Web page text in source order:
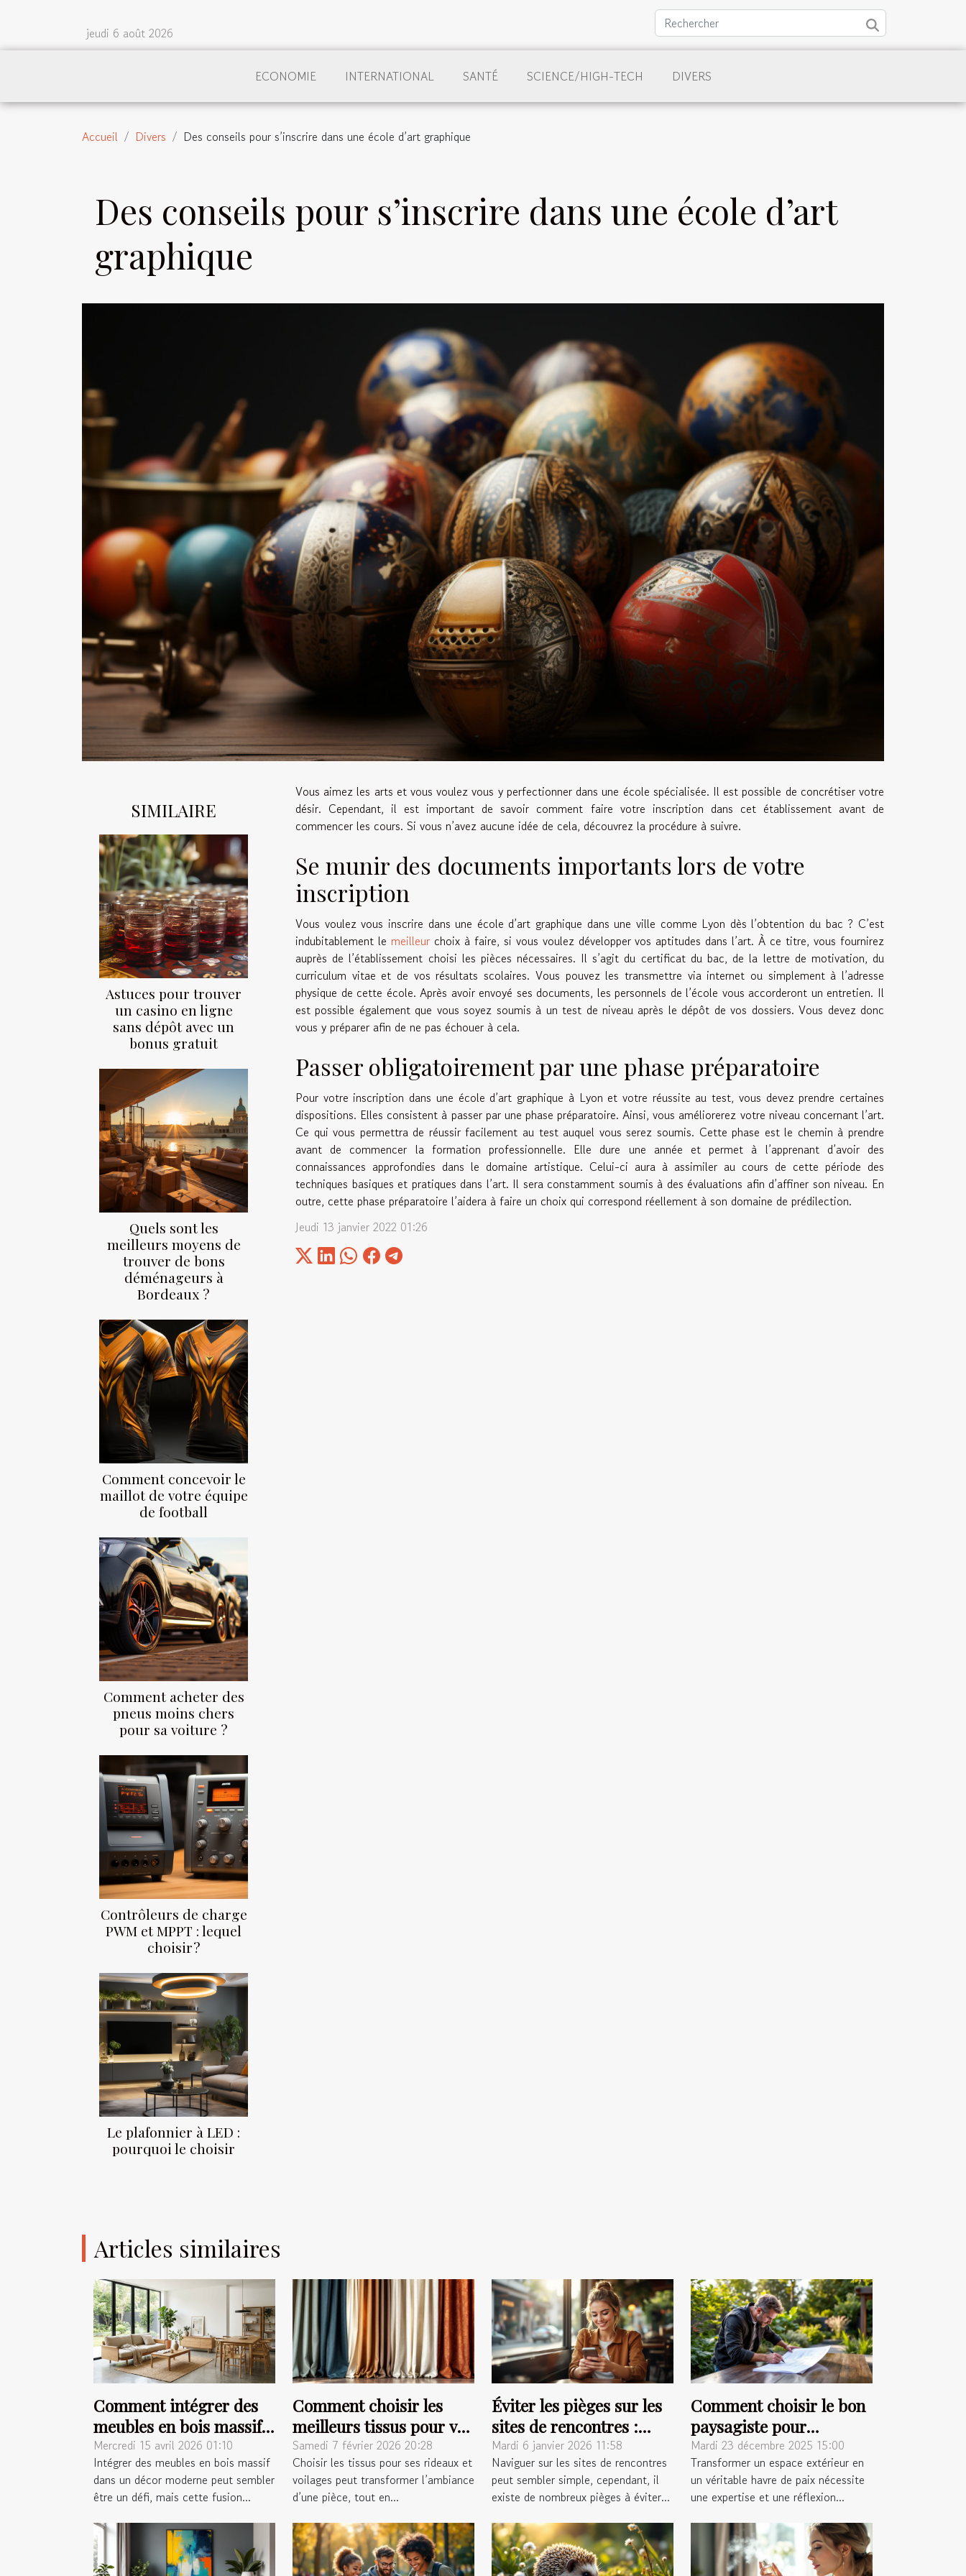
jeudi 6 août 2026
ECONOMIE INTERNATIONAL SANTÉ SCIENCE/HIGH-TECH DIVERS
Accueil Divers Des conseils pour s’inscrire dans une école d’art graphique
Des conseils pour s’inscrire dans une école d’art
graphique
SIMILAIRE
Astuces pour trouver
un casino en ligne
sans dépôt avec un
bonus gratuit
Quels sont les
meilleurs moyens de
trouver de bons
déménageurs à
Bordeaux ?
Comment concevoir le
maillot de votre équipe
de football
Comment acheter des
pneus moins chers
pour sa voiture ?
Contrôleurs de charge
PWM et MPPT : lequel
choisir ?
Le plafonnier à LED :
pourquoi le choisir
Vous aimez les arts et vous voulez vous y perfectionner dans une école spécialisée. Il est possible de concrétiser votre
désir. Cependant, il est important de savoir comment faire votre inscription dans cet établissement avant de
commencer les cours. Si vous n’avez aucune idée de cela, découvrez la procédure à suivre.
Se munir des documents importants lors de votre
inscription
Vous voulez vous inscrire dans une école d’art graphique dans une ville comme Lyon dès l’obtention du bac ? C’est
indubitablement le meilleurchoix à faire, si vous voulez développer vos aptitudes dans l’art. À ce titre, vous fournirez
auprès de l’établissement choisi les pièces nécessaires. Il s’agit du certificat du bac, de la lettre de motivation, du
curriculum vitae et de vos résultats scolaires. Vous pouvez les transmettre via internet ou simplement à l’adresse
physique de cette école. Après avoir envoyé ses documents, les personnels de l’école vous accorderont un entretien. Il
est possible également que vous soyez soumis à un test de niveau après le dépôt de vos dossiers. Vous devez donc
vous y préparer afin de ne pas échouer à cela.
Passer obligatoirement par une phase préparatoire
Pour votre inscription dans une école d’art graphique à Lyon et votre réussite au test, vous devez prendre certaines
dispositions. Elles consistent à passer par une phase préparatoire. Ainsi, vous améliorerez votre niveau concernant l’art.
Ce qui vous permettra de réussir facilement au test auquel vous serez soumis. Cette phase est le chemin à prendre
avant de commencer la formation professionnelle. Elle dure une année et permet à l’apprenant d’avoir des
connaissances approfondies dans le domaine artistique. Celui-ci aura à assimiler au cours de cette période des
techniques basiques et pratiques dans l’art. Il sera constamment soumis à des évaluations afin d’affiner son niveau. En
outre, cette phase préparatoire l’aidera à faire un choix qui correspond réellement à son domaine de prédilection.
Jeudi 13 janvier 2022 01:26
Articles similaires
Comment intégrer des
meubles en bois massif
dans un décor moderne
?
Mercredi 15 avril 2026 01:10
Intégrer des meubles en bois massif
dans un décor moderne peut sembler
être un défi, mais cette fusion...
Comment choisir les
meilleurs tissus pour vos
rideaux et voilages ?
Samedi 7 février 2026 20:28
Choisir les tissus pour ses rideaux et
voilages peut transformer l’ambiance
d’une pièce, tout en...
Éviter les pièges sur les
sites de rencontres :
conseils pratiques
Mardi 6 janvier 2026 11:58
Naviguer sur les sites de rencontres
peut sembler simple, cependant, il
existe de nombreux pièges à éviter...
Comment choisir le bon
paysagiste pour
métamorphoser votre
espace extérieur ?
Mardi 23 décembre 2025 15:00
Transformer un espace extérieur en
un véritable havre de paix nécessite
une expertise et une réflexion...